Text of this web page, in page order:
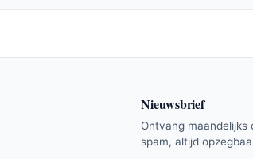
Nieuwsbrief
Ontvang
spam, altijd